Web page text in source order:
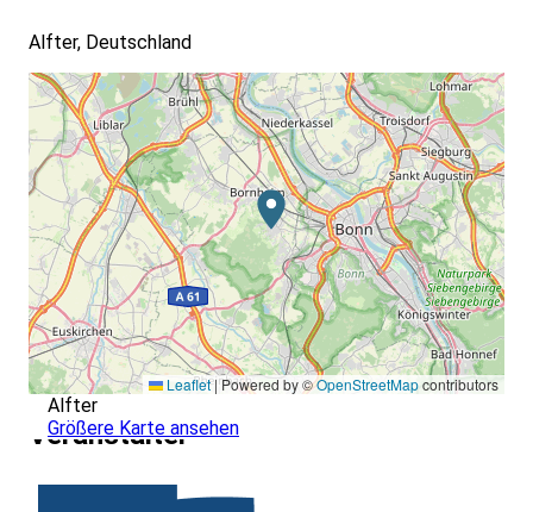
Alfter, Deutschland
Leaflet |Powered by ©OpenStreetMapcontributors
Alfter
Größere Karte ansehen
Veranstalter